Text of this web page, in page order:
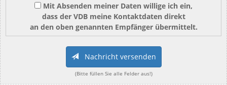
Mit Absenden meiner Daten willige ich ein,
dass der VDB meine Kontaktdaten direkt
an den oben genannten Empfänger übermittelt.
Nachricht versenden
(Bitte füllen Sie alle Felder aus!)